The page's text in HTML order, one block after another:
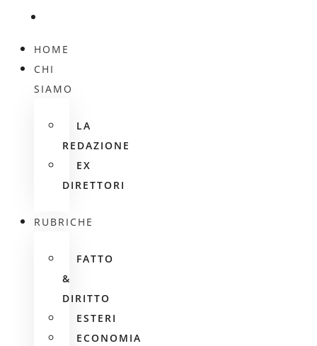
HOME
CHI
SIAMO
LA
REDAZIONE
EX
DIRETTORI
RUBRICHE
FATTO
&
DIRITTO
ESTERI
ECONOMIA